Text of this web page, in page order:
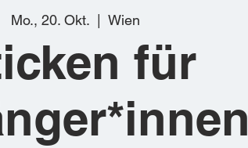
Mo., 20. Okt.
  |
Wien
für